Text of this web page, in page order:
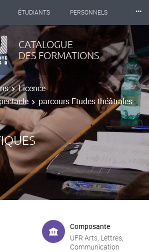
ÉTUDIANTS PERSONNELS
PROFESSIONNELS BIBLIOTHÈQUES
2
⸱⸱⸱
CATALOGUE
DES FORMATIONS
Licence
parcours Etudes théâtrales
Composante
UFR Arts, Lettres,
Communication